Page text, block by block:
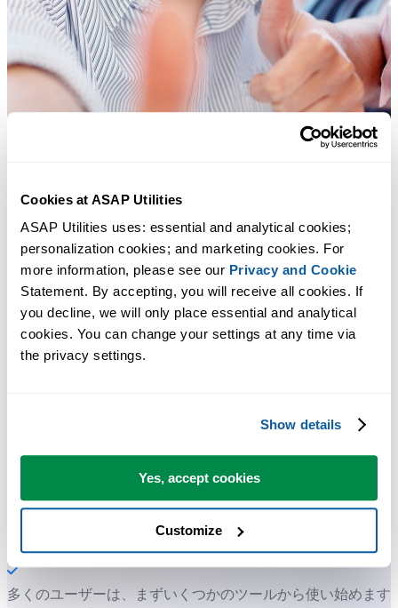
Cookies at ASAP Utilities
ASAP Utilities uses: essential and analytical cookies;
personalization cookies; and marketing cookies. For
more information, please see our Privacy and Cookie
Statement. By accepting, you will receive all cookies. If
you decline, we will only place essential and analytical
cookies. You can change your settings at any time via
the privacy settings.
Show details
Yes, accept cookies
Customize
多くの Excel ユーザーが Excel に標準搭載してほしい実用的な
ツール。
「情報」ツールのコレクションです。
すぐに使い始められます。トレーニングは必要ありません。
多くのユーザーは、まずいくつかのツールから使い始めます